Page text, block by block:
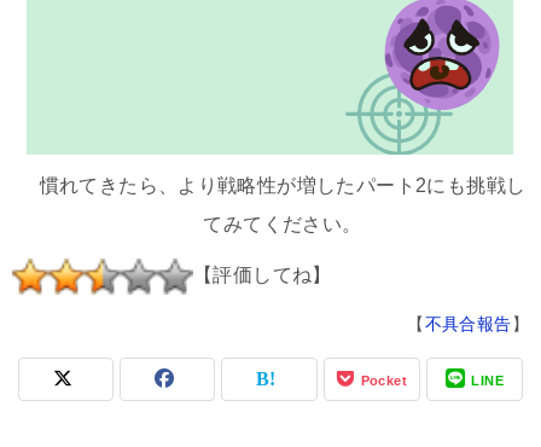
慣れてきたら、より戦略性が増したパート2にも挑戦し
てみてください。
【評価してね】
【不具合報告】
Pocket LINE